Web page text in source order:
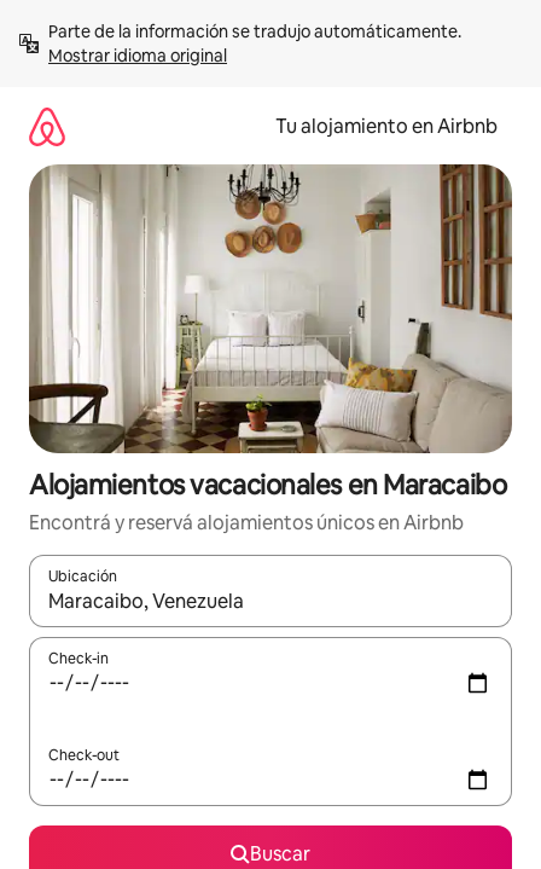
contenidoMostrar idioma original
Tu alojamiento en Airbnb
Alojamientos vacacionales en Maracaibo
Encontrá y reservá alojamientos únicos en Airbnb
Ubicación
Cuando los resultados estén disponibles, navegá con las
Check-in
Check-out
Buscar